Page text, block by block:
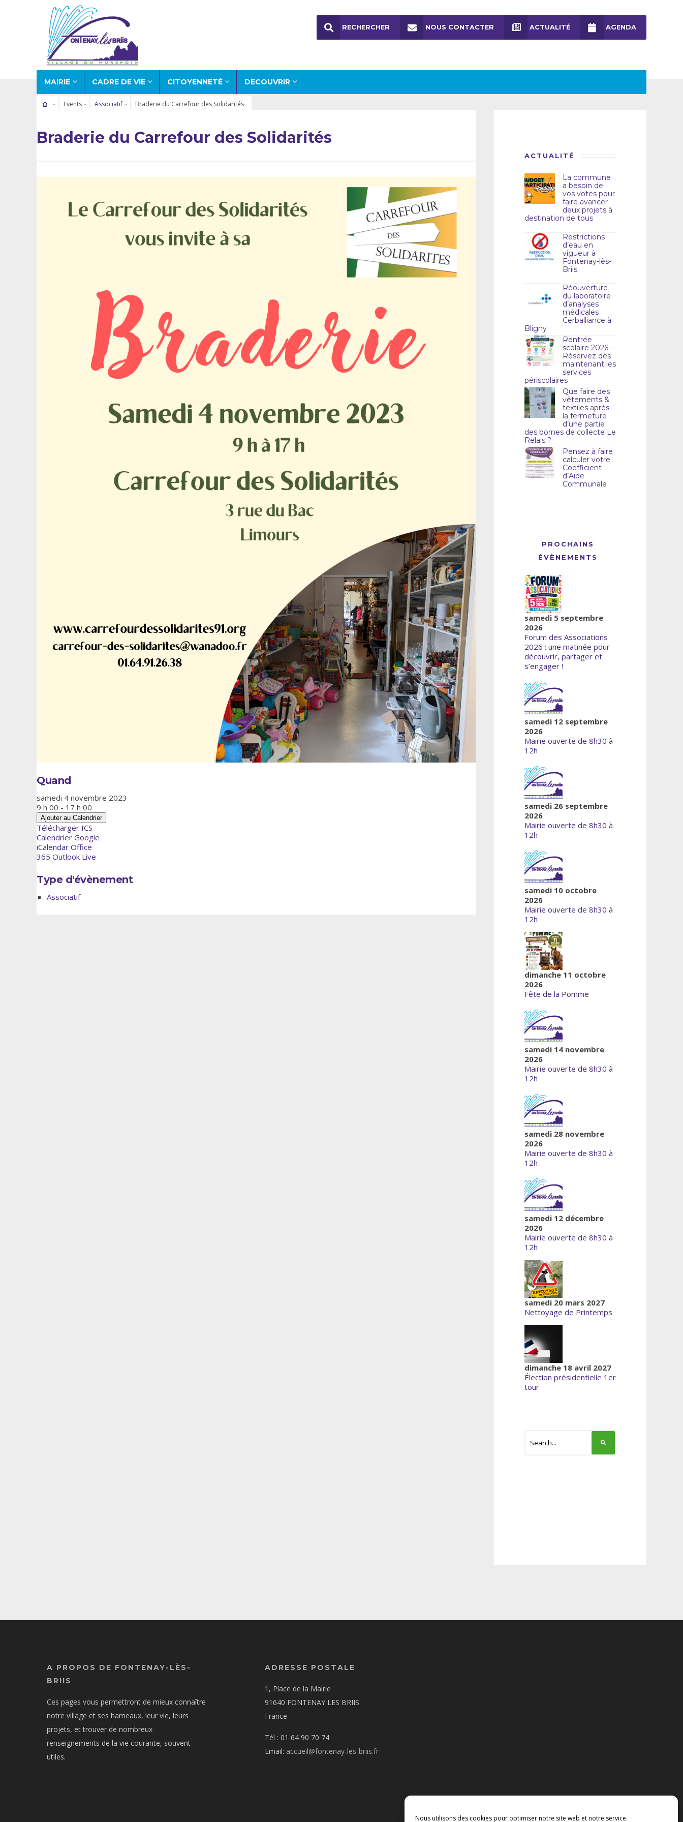
Nous utilisons des cookies pour optimiser notre site web et notre service.
MAIRIE CADRE DE VIE CITOYENNETÉ DECOUVRIR
RECHERCHER NOUS CONTACTER ACTUALITÉ AGENDA
Events Associatif Braderie du Carrefour des Solidarités
Braderie du Carrefour des Solidarités
Quand
samedi 4 novembre 2023
9 h 00 - 17 h 00
Ajouter au Calendrier
Télécharger ICS
Calendrier Google
iCalendar Office
365 Outlook Live
Type d'évènement
Associatif
ACTUALITÉ
La commune
a besoin de
vos votes pour
faire avancer
deux projets à
destination de tous
Restrictions
d’eau en
vigueur à
Fontenay-lès-
Briis
Réouverture
du laboratoire
d’analyses
médicales
Cerballiance à
Bligny
Rentrée
scolaire 2026 –
Réservez dès
maintenant les
services
périscolaires
Que faire des
vêtements &
textiles après
la fermeture
d’une partie
des bornes de collecte Le
Relais ?
Pensez à faire
calculer votre
Coefficient
d’Aide
Communale
PROCHAINS
ÉVÈNEMENTS
samedi 5 septembre
2026
Forum des Associations
2026 : une matinée pour
découvrir, partager et
s’engager !
samedi 12 septembre
2026
Mairie ouverte de 8h30 à
12h
samedi 26 septembre
2026
Mairie ouverte de 8h30 à
12h
samedi 10 octobre
2026
Mairie ouverte de 8h30 à
12h
dimanche 11 octobre
2026
Fête de la Pomme
samedi 14 novembre
2026
Mairie ouverte de 8h30 à
12h
samedi 28 novembre
2026
Mairie ouverte de 8h30 à
12h
samedi 12 décembre
2026
Mairie ouverte de 8h30 à
12h
samedi 20 mars 2027
Nettoyage de Printemps
dimanche 18 avril 2027
Élection présidentielle 1er
tour
A PROPOS DE FONTENAY-LÈS-
BRIIS
Ces pages vous permettront de mieux connaître
notre village et ses hameaux, leur vie, leurs
projets, et trouver de nombreux
renseignements de la vie courante, souvent
utiles.
ADRESSE POSTALE
1, Place de la Mairie
91640 FONTENAY LES BRIIS
France
Tél : 01 64 90 70 74
Email: accueil@fontenay-les-briis.fr